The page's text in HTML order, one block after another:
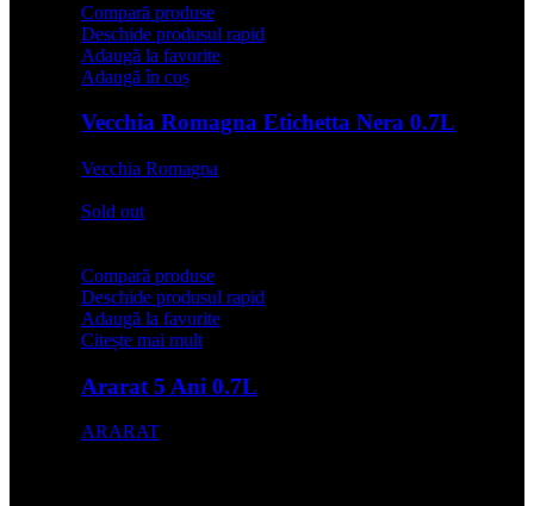
Compară produse
Deschide produsul rapid
Adaugă la favorite
Adaugă în coș
Vecchia Romagna Etichetta Nera 0.7L
Vecchia Romagna
Sold out
Compară produse
Deschide produsul rapid
Adaugă la favorite
Citește mai mult
Ararat 5 Ani 0.7L
ARARAT